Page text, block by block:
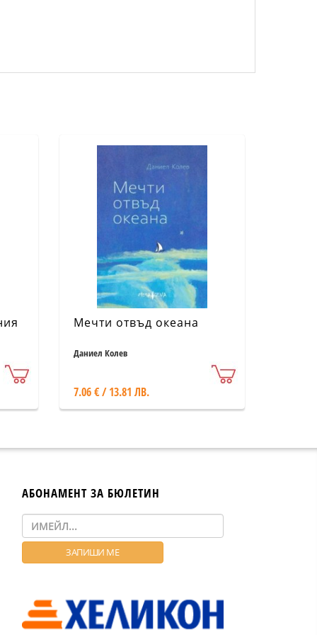
Мечти отвъд океана
Даниел Колев
7.06 € / 13.81 ЛВ.
АБОНАМЕНТ ЗА БЮЛЕТИН